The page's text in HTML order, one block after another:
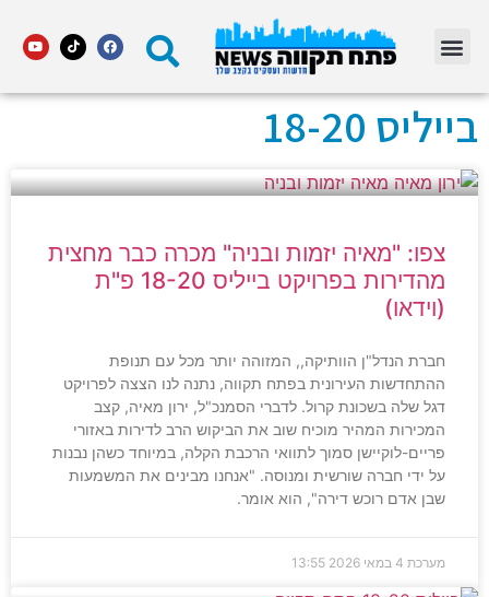
בייליס 18-20
צפו: "מאיה יזמות ובניה" מכרה כבר מחצית
מהדירות בפרויקט בייליס 18-20 פ"ת
(וידאו)
חברת הנדל"ן הוותיקה,, המזוהה יותר מכל עם תנופת
ההתחדשות העירונית בפתח תקווה, נתנה לנו הצצה לפרויקט
דגל שלה בשכונת קרול. לדברי הסמנכ"ל, ירון מאיה, קצב
המכירות המהיר מוכיח שוב את הביקוש הרב לדירות באזורי
פריים-לוקיישן סמוך לתוואי הרכבת הקלה, במיוחד כשהן נבנות
על ידי חברה שורשית ומנוסה. "אנחנו מבינים את המשמעות
שבן אדם רוכש דירה", הוא אומר.
מערכת 4 במאי 2026 13:55